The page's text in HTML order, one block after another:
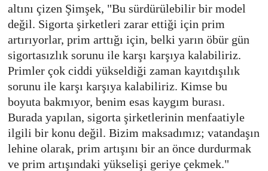
altını çizen Şimşek, "Bu sürdürülebilir bir model
değil. Sigorta şirketleri zarar ettiği için prim
artırıyorlar, prim arttığı için, belki yarın öbür gün
sigortasızlık sorunu ile karşı karşıya kalabiliriz.
Primler çok ciddi yükseldiği zaman kayıtdışılık
sorunu ile karşı karşıya kalabiliriz. Kimse bu
boyuta bakmıyor, benim esas kaygım burası.
Burada yapılan, sigorta şirketlerinin menfaatiyle
ilgili bir konu değil. Bizim maksadımız; vatandaşın
lehine olarak, prim artışını bir an önce durdurmak
ve prim artışındaki yükselişi geriye çekmek."